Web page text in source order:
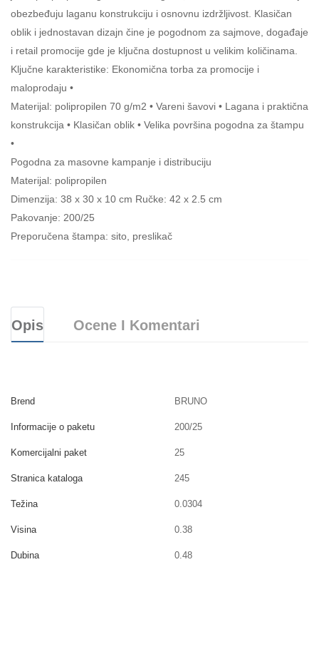
obezbeđuju laganu konstrukciju i osnovnu izdržljivost. Klasičan
oblik i jednostavan dizajn čine je pogodnom za sajmove, događaje
i retail promocije gde je ključna dostupnost u velikim količinama.
Ključne karakteristike: Ekonomična torba za promocije i
maloprodaju •
Materijal: polipropilen 70 g/m2 • Vareni šavovi • Lagana i praktična
konstrukcija • Klasičan oblik • Velika površina pogodna za štampu
•
Pogodna za masovne kampanje i distribuciju
Materijal: polipropilen
Dimenzija: 38 x 30 x 10 cm Ručke: 42 x 2.5 cm
Pakovanje: 200/25
Preporučena štampa: sito, preslikač
Opis Ocene I Komentari
Brend BRUNO
Informacije o paketu 200/25
Komercijalni paket 25
Stranica kataloga 245
Težina 0.0304
Visina 0.38
Dubina 0.48